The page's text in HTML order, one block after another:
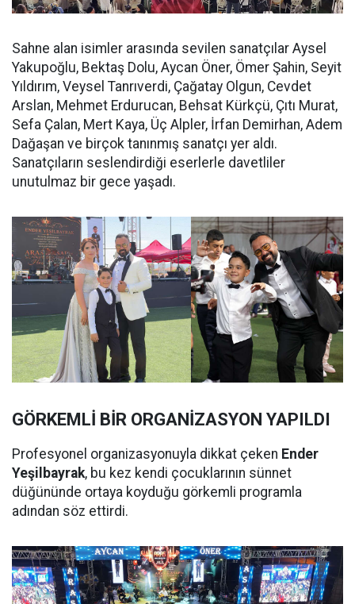
Sahne alan isimler arasında sevilen sanatçılar Aysel
Yakupoğlu, Bektaş Dolu, Aycan Öner, Ömer Şahin, Seyit
Yıldırım, Veysel Tanrıverdi, Çağatay Olgun, Cevdet
Arslan, Mehmet Erdurucan, Behsat Kürkçü, Çıtı Murat,
Sefa Çalan, Mert Kaya, Üç Alpler, İrfan Demirhan, Adem
Dağaşan ve birçok tanınmış sanatçı yer aldı.
Sanatçıların seslendirdiği eserlerle davetliler
unutulmaz bir gece yaşadı.
GÖRKEMLİ BİR ORGANİZASYON YAPILDI
Profesyonel organizasyonuyla dikkat çeken Ender
Yeşilbayrak, bu kez kendi çocuklarının sünnet
düğününde ortaya koyduğu görkemli programla
adından söz ettirdi.